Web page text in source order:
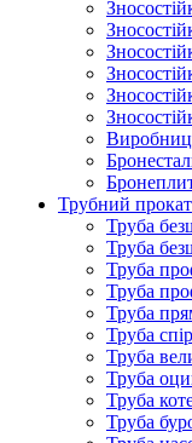
Трубний прокат
Труба
Труба
Труба
Труба
Труба
Труба
Труба
Труба
Труба
Труба